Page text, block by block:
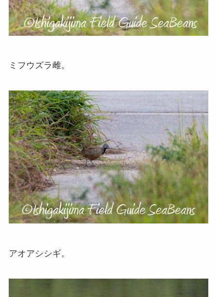
ミフウズラ雌。
アオアシシギ。